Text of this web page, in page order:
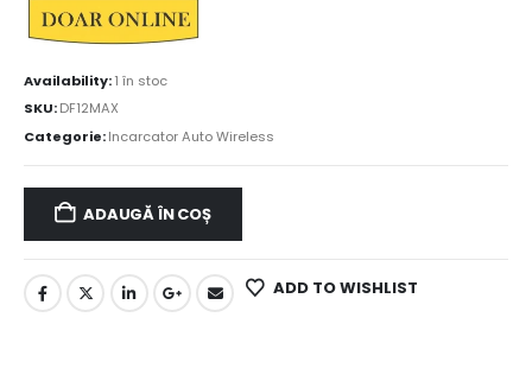
Availability:1 în stoc
SKU:DF12MAX
Categorie:Incarcator Auto Wireless
ADAUGĂ ÎN COȘ
ADD TO WISHLIST